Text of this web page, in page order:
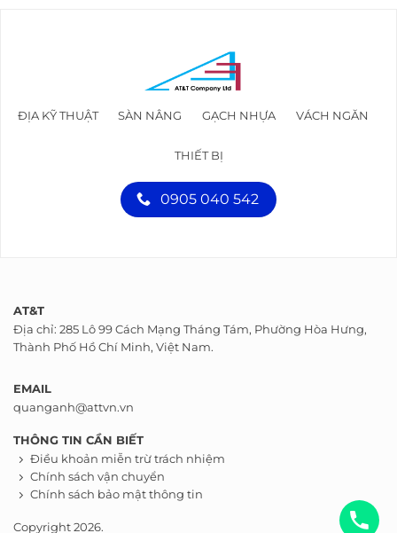
ĐỊA KỸ THUẬT SÀN NÂNG GẠCH NHỰA VÁCH NGĂN
THIẾT BỊ
0905 040 542
AT&T
Địa chỉ: 285 Lô 99 Cách Mạng Tháng Tám, Phường Hòa Hưng,
Thành Phố Hồ Chí Minh, Việt Nam.
EMAIL
quanganh@attvn.vn
THÔNG TIN CẦN BIẾT
Điều khoản miễn trừ trách nhiệm
Chính sách vận chuyển
Chính sách bảo mật thông tin
Copyright 2026.